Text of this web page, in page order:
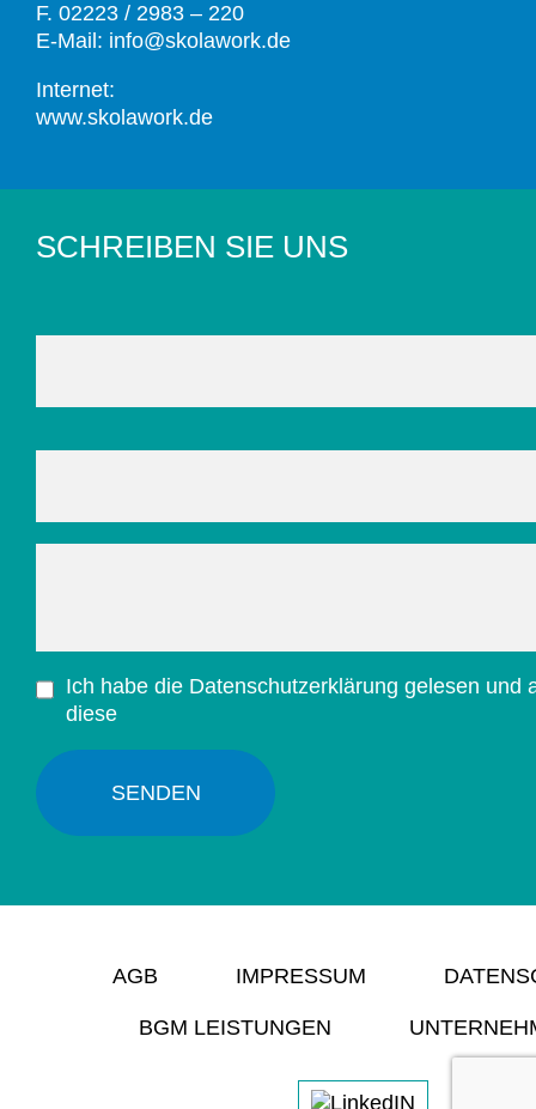
F. 02223 / 2983 – 220
E-Mail: info@skolawork.de
Internet:
www.skolawork.de
SCHREIBEN SIE UNS
Ich habe die Datenschutzerklärung gelesen und
diese
AGB IMPRESSUM
BGM LEISTUNGEN